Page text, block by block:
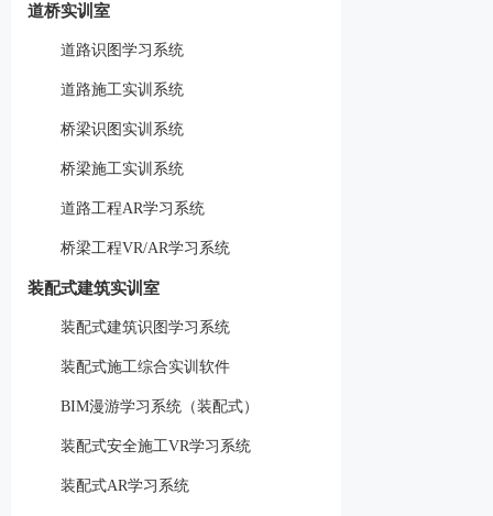
道桥实训室
道路识图学习系统
道路施工实训系统
桥梁识图实训系统
桥梁施工实训系统
道路工程AR学习系统
桥梁工程VR/AR学习系统
装配式建筑实训室
装配式建筑识图学习系统
装配式施工综合实训软件
BIM漫游学习系统（装配式）
装配式安全施工VR学习系统
装配式AR学习系统